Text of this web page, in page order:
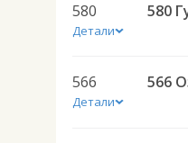
580
Детали
566
Детали
566